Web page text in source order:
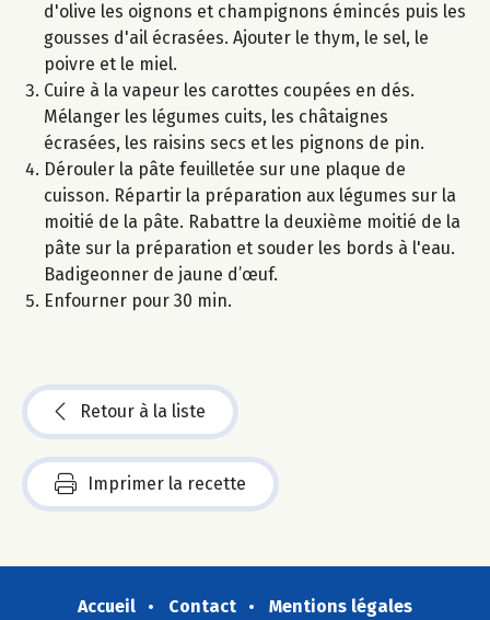
d'olive les oignons et champignons émincés puis les
gousses d'ail écrasées. Ajouter le thym, le sel, le
poivre et le miel.
Cuire à la vapeur les carottes coupées en dés.
Mélanger les légumes cuits, les châtaignes
écrasées, les raisins secs et les pignons de pin.
Dérouler la pâte feuilletée sur une plaque de
cuisson. Répartir la préparation aux légumes sur la
moitié de la pâte. Rabattre la deuxième moitié de la
pâte sur la préparation et souder les bords à l'eau.
Badigeonner de jaune d’œuf.
Enfourner pour 30 min.
Retour à la liste
Imprimer la recette
Accueil Contact
Mentions légales